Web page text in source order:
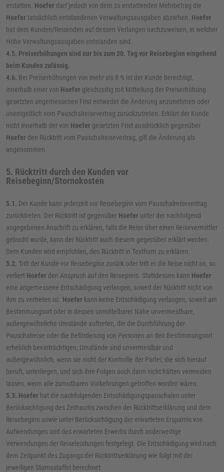
erstatten. Hoefer darf jedoch von dem zu erstattenden Mehrbetrag die
Hoefer tatsächlich entstandenen Verwaltungsausgaben abziehen. Hoefer
hat dem Kunden/Reisenden auf dessen Verlangen nachzuweisen, in welcher
Höhe Verwaltungsausgaben entstanden sind.
4.5. Preiserhöhungen sind nur bis zum 20. Tag vor Reisebeginn eingehend
beim Kunden zulässig.
4.6. Bei Preiserhöhungen von mehr als 8 % ist der Kunde berechtigt,
innerhalb einer von Hoefer gleichzeitig mit Mitteilung der Preiserhöhung
gesetzten angemessenen Frist entweder die Änderung anzunehmen oder
unentgeltlich vom Pauschalreisevertrag zurückzutreten. Erklärt der Kunde
nicht innerhalb der von Hoefer gesetzten Frist ausdrücklich gegenüber
Hoefer den Rücktritt vom Pauschalreisevertrag, gilt die Änderung als
angenommen.
5. Rücktritt durch den Kunden vor
Reisebeginn/Stornokosten
5.1. Der Kunde kann jederzeit vor Reisebeginn vom Pauschalreisevertrag
zurücktreten. Der Rücktritt ist gegenüber Hoefer unter der nachfolgend
angegebenen Anschrift zu erklären, falls die Reise über einen Reisevermittler
gebucht wurde, kann der Rücktritt auch diesem gegenüber erklärt werden.
Dem Kunden wird empfohlen, den Rücktritt in Textform zu erklären.
5.2. Tritt der Kunde vor Reisebeginn zurück oder tritt er die Reise nicht an, so
verliert Hoefer den Anspruch auf den Reisepreis. Stattdessen kann Hoefer
eine angemessene Entschädigung verlangen, soweit der Rücktritt nicht von
ihm zu vertreten ist. Hoefer kann keine Entschädigung verlangen, soweit am
Bestimmungsort oder in dessen unmittelbarer Nähe unvermeidbare,
außergewöhnliche Umstände auftreten, die die Durchführung der
Pauschalreise oder die Beförderung von Personen an den Bestimmungsort
erheblich beeinträchtigen; Umstände sind unvermeidbar und
außergewöhnlich, wenn sie nicht der Kontrolle der Partei, die sich hierauf
beruft, unterliegen, und sich ihre Folgen auch dann nicht hätten vermeiden
lassen, wenn alle zumutbaren Vorkehrungen getroffen worden wären.
5.3. Hoefer hat die nachfolgenden Entschädigungspauschalen unter
Berücksichtigung des Zeitraums zwischen der Rücktrittserklärung und dem
Reisebeginn sowie unter Berücksichtigung der erwarteten Ersparnis von
Aufwendungen und des erwarteten Erwerbs durch anderweitige
Verwendungen der Reiseleistungen festgelegt. Die Entschädigung wird nach
dem Zeitpunkt des Zugangs der Rücktrittserklärung wie folgt mit der
jeweiligen Stornostaffel berechnet: